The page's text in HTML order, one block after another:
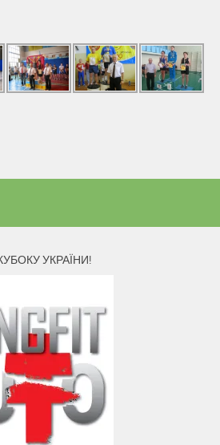
УКРАЇНИ!